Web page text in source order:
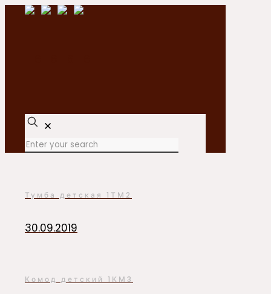
✕
Тумба детская 1ТМ2
30.09.2019
Комод детский 1КМ3